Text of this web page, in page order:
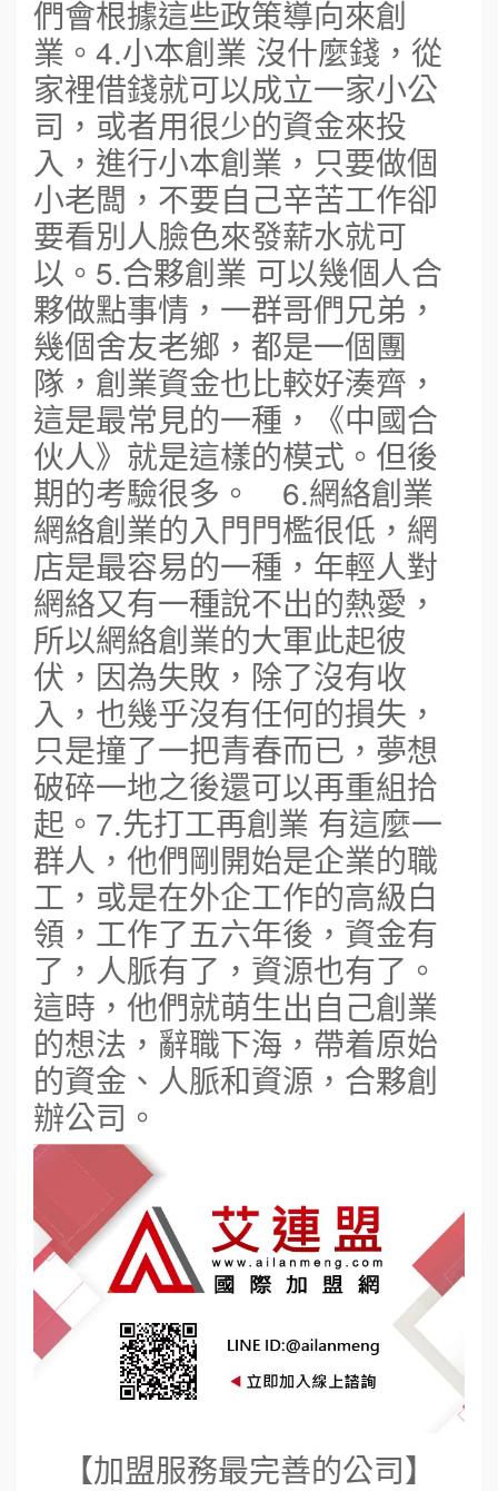
們會根據這些政策導向來創
業。4.小本創業 沒什麼錢，從
家裡借錢就可以成立一家小公
司，或者用很少的資金來投
入，進行小本創業，只要做個
小老闆，不要自己辛苦工作卻
要看別人臉色來發薪水就可
以。5.合夥創業 可以幾個人合
夥做點事情，一群哥們兄弟，
幾個舍友老鄉，都是一個團
隊，創業資金也比較好湊齊，
這是最常見的一種，《中國合
伙人》就是這樣的模式。但後
期的考驗很多。 6.網絡創業
網絡創業的入門門檻很低，網
店是最容易的一種，年輕人對
網絡又有一種說不出的熱愛，
所以網絡創業的大軍此起彼
伏，因為失敗，除了沒有收
入，也幾乎沒有任何的損失，
只是撞了一把青春而已，夢想
破碎一地之後還可以再重組拾
起。7.先打工再創業 有這麼一
群人，他們剛開始是企業的職
工，或是在外企工作的高級白
領，工作了五六年後，資金有
了，人脈有了，資源也有了。
這時，他們就萌生出自己創業
的想法，辭職下海，帶着原始
的資金、人脈和資源，合夥創
辦公司。
【加盟服務最完善的公司】